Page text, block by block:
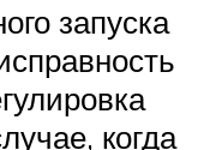
запуска
когда